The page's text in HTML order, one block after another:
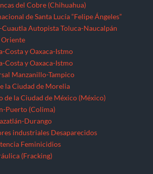
del Cobre (Chihuahua)
de Santa Lucía “Felipe Ángeles”
Cuautla Autopista Toluca-Naucalpán
Costa y Oaxaca-Istmo
Costa y Oaxaca-Istmo
Manzanillo-Tampico
la Ciudad de Morelia
de la Ciudad de México (México)
Puerto (Colima)
Durango
industriales Desaparecidos
Feminicidios
(Fracking)